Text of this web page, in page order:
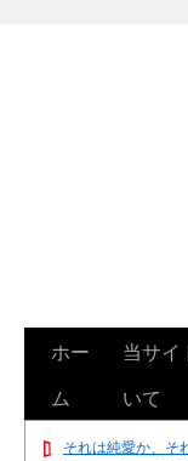
ホー
ム
当サイ
いて
それは純愛か、そ